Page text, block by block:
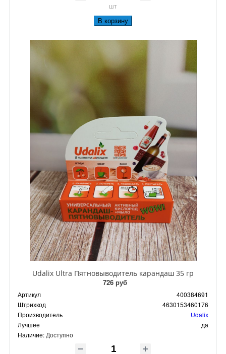
шт
В корзину
Udalix Ultra Пятновыводитель карандаш 35 гр
726 руб
Артикул
400384691
Штрихкод
4630153460176
Производитель
Udalix
Лучшее
да
Наличие: Доступно